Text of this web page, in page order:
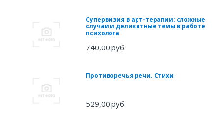
Супервизия в арт-терапии: сложные
случаи и деликатные темы в работе
психолога
740,00 руб.
Противоречья речи. Стихи
529,00 руб.